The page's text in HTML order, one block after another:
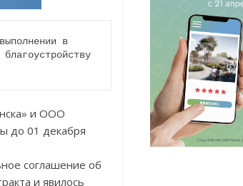
в
и ООО
до 01 декабря
соглашение об
и явилось